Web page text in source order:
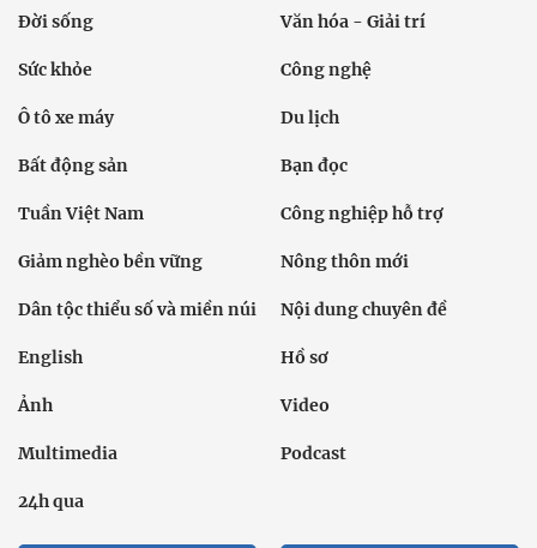
Đời sống Văn hóa - Giải trí
Sức khỏe Công nghệ
Ô tô xe máy Du lịch
Bất động sản Bạn đọc
Tuần Việt Nam Công nghiệp hỗ trợ
Giảm nghèo bền vững Nông thôn mới
Dân tộc thiểu số và miền núi Nội dung chuyên đề
English Hồ sơ
Ảnh Video
Multimedia Podcast
24h qua